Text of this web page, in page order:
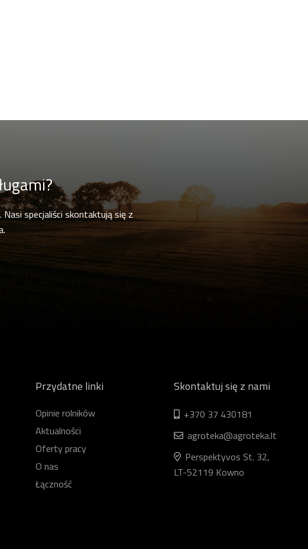
specjaliści skontaktują się z
Przydatne linki
Opinie rolników
Aktualności
Oferty pracy
O nas
Łączność
Skontaktuj się z nami
+370 37 430181
agroteka@agroteka.lt
Perspektyvos St. 32,
LT-52119 Kowno